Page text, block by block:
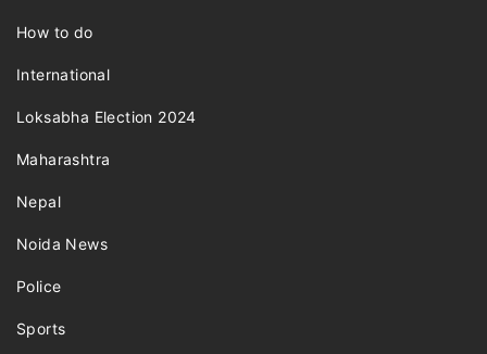
How to do
International
Loksabha Election 2024
Maharashtra
Nepal
Noida News
Police
Sports